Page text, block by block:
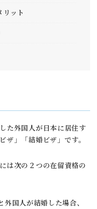
リット
た外国人が日本に居住す
ザ」「結婚ビザ」です。
は次の２つの在留資格の
外国人が結婚した場合、